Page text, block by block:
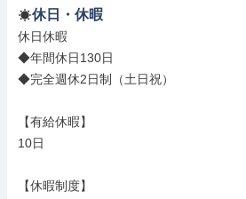
休日・休暇
休日休暇
◆年間休日130日
◆完全週休2日制（土日祝）
【有給休暇】
10日
【休暇制度】